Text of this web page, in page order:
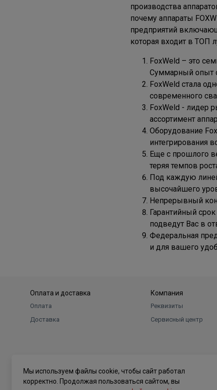
производства
почему аппараты
предприятий
которая входит в ТОП
FoxWeld – это
Суммарный опыт
FoxWeld стала
современного
FoxWeld - лидер
ассортимент
Оборудование
интегрирования
Еще с прошлого
теряя темпов
Под каждую
высочайшего
Непрерывный
Гарантийный
подведут Вас в
Федеральная
и для вашего
Оплата и доставка
Оплата
Доставка
Компания
Реквизиты
Сервисный центр
Мы используем файлы cookie, чтобы сайт работал
корректно. Продолжая пользоваться сайтом, вы